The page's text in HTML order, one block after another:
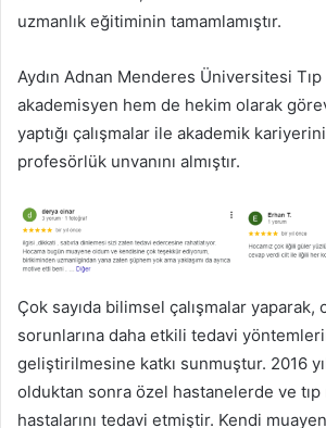
uzmanlık eğitiminin tamamlamıştır.
Aydın Adnan Menderes Üniversitesi
akademisyen hem de hekim olarak
yaptığı çalışmalar ile akademik
profesörlük unvanını almıştır.
Çok sayıda bilimsel çalışmalar yaparak,
sorunlarına daha etkili tedavi
geliştirilmesine katkı sunmuştur. 2016
olduktan sonra özel hastanelerde ve
hastalarını tedavi etmiştir. Kendi